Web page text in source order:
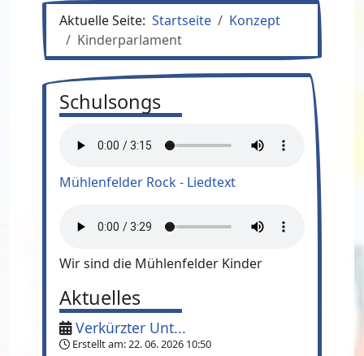
Aktuelle Seite: Startseite
Konzept
Kinderparlament
Schulsongs
Mühlenfelder Rock - Liedtext
Wir sind die Mühlenfelder Kinder
Aktuelles
Verkürzter Unt...
Erstellt am:22. 06. 2026 10:50